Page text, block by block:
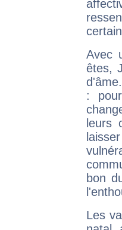
Avec
êtes,
:
leurs
bon
Les